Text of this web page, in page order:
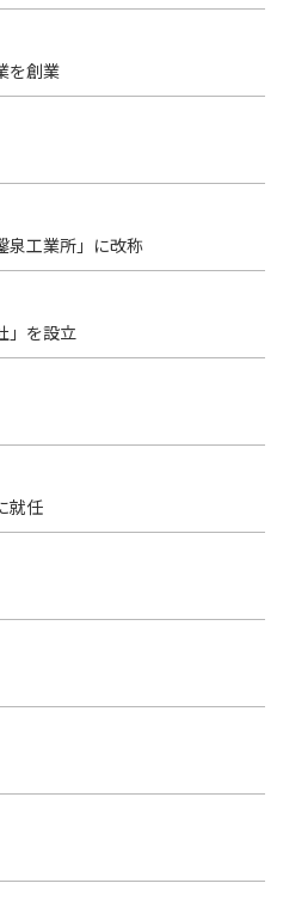
を創業
泉工業所」に改称
」を設立
就任